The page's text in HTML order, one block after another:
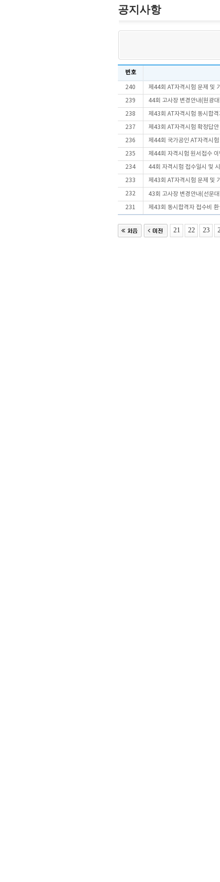
공지사항
번호
240 제44회 AT자격시험 문제 및
239 44회 고사장 변경안내(원광
238 제43회 AT자격시험 동시합
237 제43회 AT자격시험 확정답
236 제44회 국가공인 AT자격시
235 제44회 자격시험 원서접수
234 44회 자격시험 접수일시 및
233 제43회 AT자격시험 문제 및
232 43회 고사장 변경안내(선문
231 제43회 동시합격자 접수비
21 22 23